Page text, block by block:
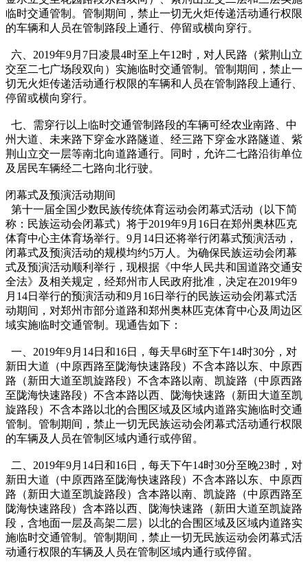
临时交通管制。管制期间，禁止一切无火炬传递活动通行权限
的车辆和人员在管制路段上通行、停留或横向穿行。
六、2019年9月7日凌晨4时至上午12时，对人民路（紫荆山立
交至二七广场段双向）实施临时交通管制。管制期间，禁止一
切无火炬传递活动通行权限的车辆和人员在管制路段上通行、
停留或横向穿行。
七、需穿行以上临时交通管制路段的车辆可经农业南路、中
州大道、未来路下穿金水路隧道、经三路下穿金水路隧道、紫
荆山立交一层等南北向道路通行。同时，允许二七路沿街单位
及居民车辆经二七路向北行驶。
闭幕式及预演活动期间
第十一届全国少数民族传统体育运动会闭幕式活动（以下简
称：民族运动会闭幕式）将于2019年9月16日在郑州奥林匹克
体育中心主体育场举行。9月14日还将举行闭幕式预演活动，
闭幕式及预演活动的规模均约5万人。为确保民族运动会闭幕
式及预演活动顺利举行，现根据《中华人民共和国道路交通安
全法》及相关规定，经郑州市人民政府批准，决定在2019年9
月14日举行的预演活动和9月16日举行的民族运动会闭幕式活
动期间，对郑州市部分道路和郑州奥林匹克体育中心及周边区
域实施临时交通管制。现通告如下：
一、2019年9月14日和16日，每天早6时至下午14时30分，对
新田大道（中原西路至陇海快速路段）不含本路以东、中原西
路（新田大道至凯旋路段）不含本路以南、凯旋路（中原西路
至陇海快速路段）不含本路以西、陇海快速路（新田大道至凯
旋路段）不含本路以北的合围区域及区域内道路实施临时交通
管制。管制期间，禁止一切无民族运动会闭幕式活动通行权限
的车辆及人员在管制区域内通行或停留。
二、2019年9月14日和16日，每天下午14时30分至晚23时，对
新田大道（中原西路至陇海快速路段）不含本路以东、中原西
路（新田大道至凯旋路段）含本路以南、凯旋路（中原西路至
陇海快速路段）含本路以西、陇海快速路（新田大道至凯旋路
段，含地面一层及高架二层）以北的合围区域及区域内道路实
施临时交通管制。管制期间，禁止一切无民族运动会闭幕式活
动通行权限的车辆及人员在管制区域内通行或停留。